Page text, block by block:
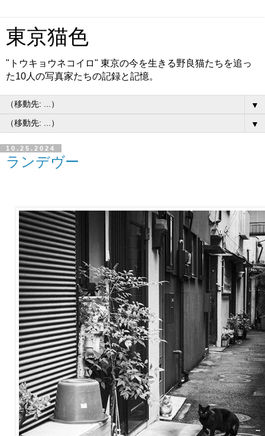
東京猫色
"トウキョウネコイロ" 東京の今を生きる野良猫たちを追っ
た10人の写真家たちの記録と記憶。
▼
▼
10.25.2024
ランデヴー